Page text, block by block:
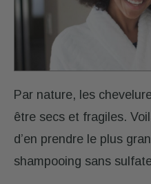
Par nature, les
être secs et fragiles.
d’en prendre le plus
shampooing sans